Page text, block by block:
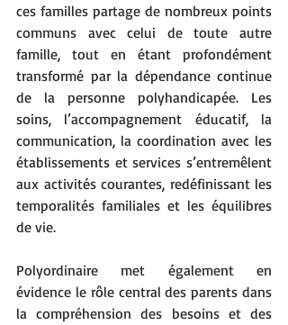
ces familles partage de nombreux points
communs avec celui de toute autre
famille, tout en étant profondément
transformé par la dépendance continue
de la personne polyhandicapée. Les
soins, l’accompagnement éducatif, la
communication, la coordination avec les
établissements et services s’entremêlent
aux activités courantes, redéfinissant les
temporalités familiales et les équilibres
de vie.
Polyordinaire met également en
évidence le rôle central des parents dans
la compréhension des besoins et des